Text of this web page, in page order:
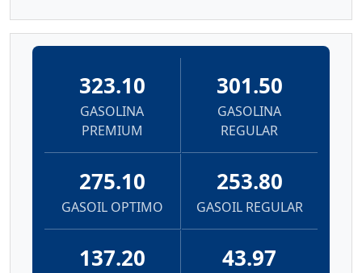
323.10
GASOLINA
PREMIUM
301.50
GASOLINA
REGULAR
275.10
GASOIL OPTIMO
253.80
GASOIL REGULAR
137.20 43.97